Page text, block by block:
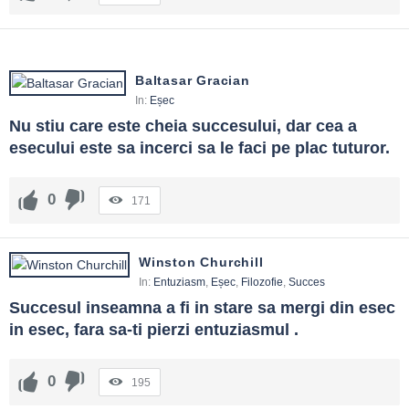
Baltasar Gracian
In: Eșec
Nu stiu care este cheia succesului, dar cea a
esecului este sa incerci sa le faci pe plac tuturor.
0 171
Winston Churchill
In: Entuziasm, Eșec, Filozofie, Succes
Succesul inseamna a fi in stare sa mergi din esec
in esec, fara sa-ti pierzi entuziasmul .
0 195